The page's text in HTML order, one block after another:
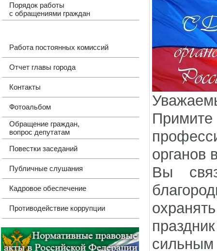
Порядок работы
с обращениями граждан
Работа постоянных комиссий
Отчет главы города
Контакты
Фотоальбом
Обращение граждан,
вопрос депутатам
Повестки заседаний
Публичные слушания
Кадровое обеспечение
Противодействие коррупции
органов
Вы